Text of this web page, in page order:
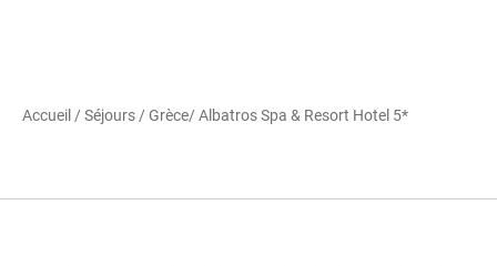
Accueil /Séjours / Grèce/ Albatros Spa & Resort Hotel 5*